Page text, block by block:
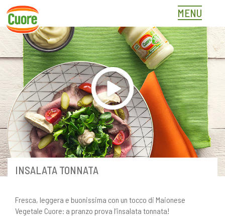
Skip
content
MENU
INSALATA TONNATA
Fresca, leggera e buonissima con un tocco di Maionese
Vegetale Cuore: a pranzo prova l’insalata tonnata!